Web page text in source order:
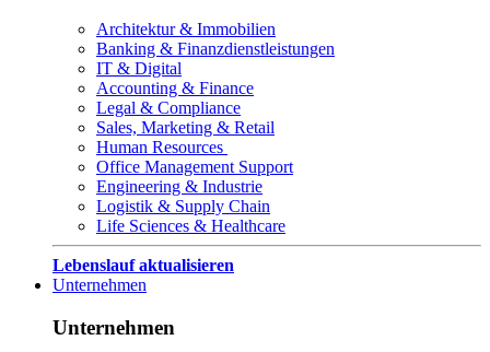
Architektur & Immobilien
Banking & Finanzdienstleistungen
IT & Digital
Accounting & Finance
Legal & Compliance
Sales, Marketing & Retail
Human Resources
Office Management Support
Engineering & Industrie
Logistik & Supply Chain
Life Sciences & Healthcare
Lebenslauf aktualisieren
Unternehmen
Unternehmen